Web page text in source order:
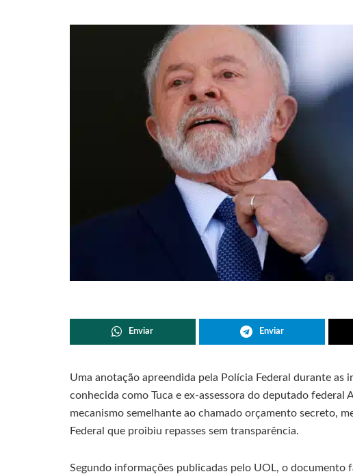
Enviar Enviar
Uma anotação apreendida pela Polícia Federal durante as
conhecida como Tuca e ex-assessora do deputado
mecanismo semelhante ao chamado orçamento secreto,
Federal que proibiu repasses sem transparência.
Segundo informações publicadas pelo UOL, o documento